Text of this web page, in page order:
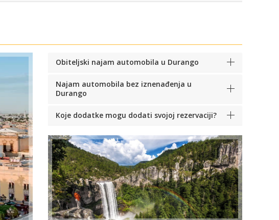
Obiteljski najam automobila u Durango
Najam automobila bez iznenađenja u
Durango
Koje dodatke mogu dodati svojoj rezervaciji?